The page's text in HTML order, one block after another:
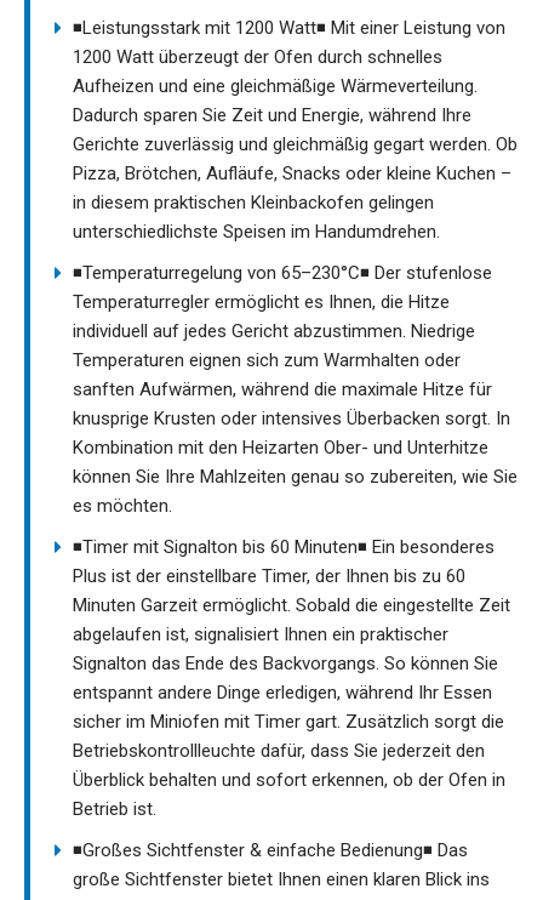
◾Leistungsstark mit 1200 Watt◾ Mit einer Leistung von
1200 Watt überzeugt der Ofen durch schnelles
Aufheizen und eine gleichmäßige Wärmeverteilung.
Dadurch sparen Sie Zeit und Energie, während Ihre
Gerichte zuverlässig und gleichmäßig gegart werden. Ob
Pizza, Brötchen, Aufläufe, Snacks oder kleine Kuchen –
in diesem praktischen Kleinbackofen gelingen
unterschiedlichste Speisen im Handumdrehen.
◾Temperaturregelung von 65–230°C◾ Der stufenlose
Temperaturregler ermöglicht es Ihnen, die Hitze
individuell auf jedes Gericht abzustimmen. Niedrige
Temperaturen eignen sich zum Warmhalten oder
sanften Aufwärmen, während die maximale Hitze für
knusprige Krusten oder intensives Überbacken sorgt. In
Kombination mit den Heizarten Ober- und Unterhitze
können Sie Ihre Mahlzeiten genau so zubereiten, wie Sie
es möchten.
◾Timer mit Signalton bis 60 Minuten◾ Ein besonderes
Plus ist der einstellbare Timer, der Ihnen bis zu 60
Minuten Garzeit ermöglicht. Sobald die eingestellte Zeit
abgelaufen ist, signalisiert Ihnen ein praktischer
Signalton das Ende des Backvorgangs. So können Sie
entspannt andere Dinge erledigen, während Ihr Essen
sicher im Miniofen mit Timer gart. Zusätzlich sorgt die
Betriebskontrollleuchte dafür, dass Sie jederzeit den
Überblick behalten und sofort erkennen, ob der Ofen in
Betrieb ist.
◾Großes Sichtfenster & einfache Bedienung◾ Das
große Sichtfenster bietet Ihnen einen klaren Blick ins